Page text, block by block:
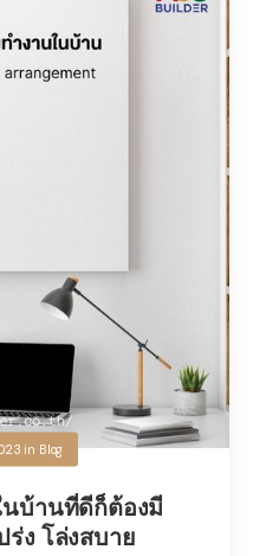
in Blog
นบ้านที่ดีก็ต้องมี
ง โล่งสบาย